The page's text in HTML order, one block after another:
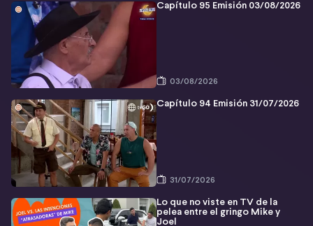
Capítulo 95 Emisión 03/08/2026
03/08/2026
Capítulo 94 Emisión 31/07/2026
31/07/2026
Lo que no viste en TV de la
pelea entre el gringo Mike y
Joel